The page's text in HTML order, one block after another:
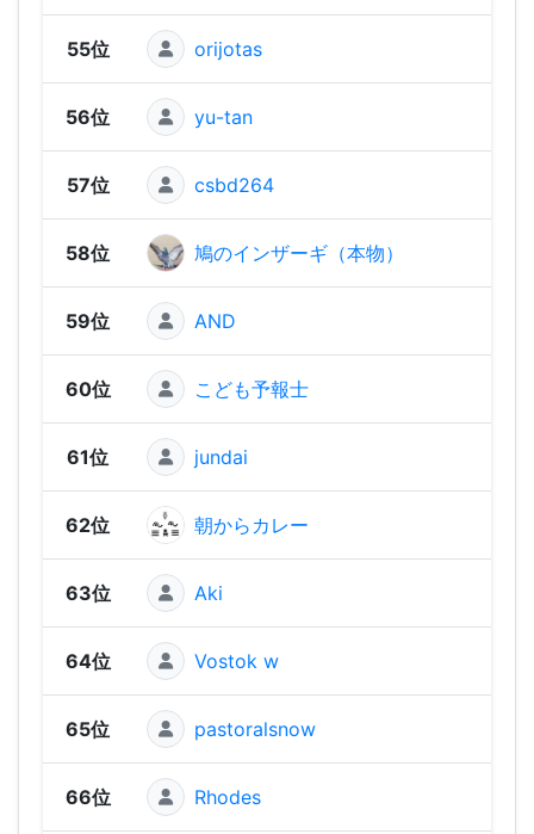
55位 orijotas
56位 yu-tan
57位 csbd264
58位 鳩のインザーギ（本物）
59位 AND
60位 こども予報士
61位 jundai
62位 朝からカレー
63位 Aki
64位 Vostok w
65位 pastoralsnow
66位 Rhodes